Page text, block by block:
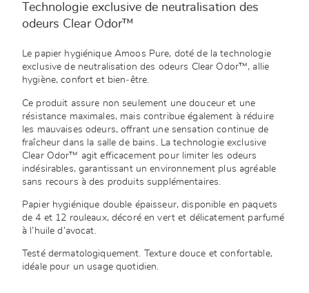
Technologie exclusive de neutralisation des
odeurs Clear Odor™
Le papier hygiénique Amoos Pure, doté de la technologie
exclusive de neutralisation des odeurs Clear Odor™, allie
hygiène, confort et bien‑être.
Ce produit assure non seulement une douceur et une
résistance maximales, mais contribue également à réduire
les mauvaises odeurs, offrant une sensation continue de
fraîcheur dans la salle de bains. La technologie exclusive
Clear Odor™ agit efficacement pour limiter les odeurs
indésirables, garantissant un environnement plus agréable
sans recours à des produits supplémentaires.
Papier hygiénique double épaisseur, disponible en paquets
de 4 et 12 rouleaux, décoré en vert et délicatement parfumé
à l’huile d’avocat.
Testé dermatologiquement. Texture douce et confortable,
idéale pour un usage quotidien.